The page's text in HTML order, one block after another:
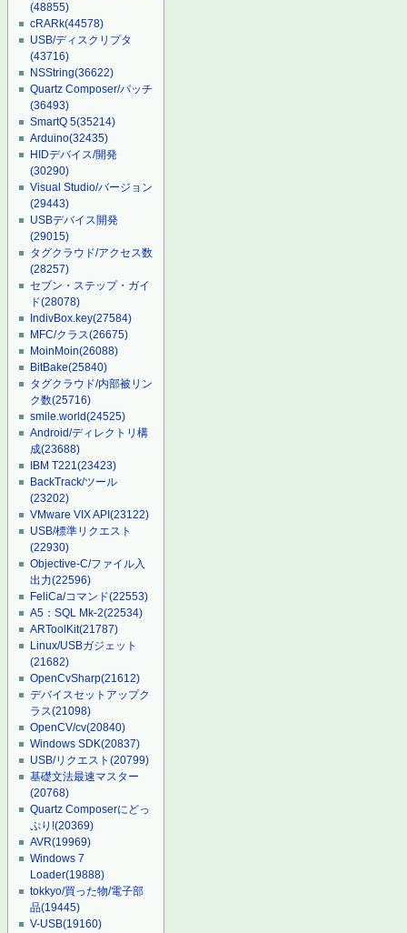
(48855)
cRARk(44578)
USB/ディスクリプタ
(43716)
NSString(36622)
Quartz Composer/パッチ
(36493)
SmartQ 5(35214)
Arduino(32435)
HIDデバイス/開発
(30290)
Visual Studio/バージョン
(29443)
USBデバイス開発
(29015)
タグクラウド/アクセス数
(28257)
セブン・ステップ・ガイ
ド(28078)
IndivBox.key(27584)
MFC/クラス(26675)
MoinMoin(26088)
BitBake(25840)
タグクラウド/内部被リン
ク数(25716)
smile.world(24525)
Android/ディレクトリ構
成(23688)
IBM T221(23423)
BackTrack/ツール
(23202)
VMware VIX API(23122)
USB/標準リクエスト
(22930)
Objective-C/ファイル入
出力(22596)
FeliCa/コマンド(22553)
A5：SQL Mk-2(22534)
ARToolKit(21787)
Linux/USBガジェット
(21682)
OpenCvSharp(21612)
デバイスセットアップク
ラス(21098)
OpenCV/cv(20840)
Windows SDK(20837)
USB/リクエスト(20799)
基礎文法最速マスター
(20768)
Quartz Composerにどっ
ぷり!(20369)
AVR(19969)
Windows 7
Loader(19888)
tokkyo/買った物/電子部
品(19445)
V-USB(19160)